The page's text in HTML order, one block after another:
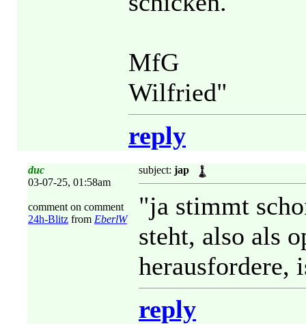
MfG
Wilfried"
reply
duc
03-07-25, 01:58am
comment on comment
24h-Blitz from EberlW
subject: jap
"ja stimmt
steht, also als
herausfordere,
reply